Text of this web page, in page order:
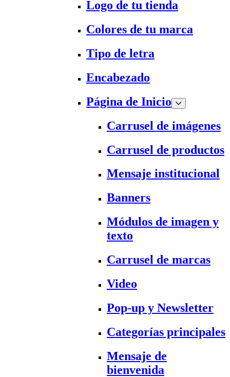
Logo de tu tienda
Colores de tu marca
Tipo de letra
Encabezado
Página de Inicio
Carrusel de imágenes
Carrusel de productos
Mensaje institucional
Banners
Módulos de imagen y
texto
Carrusel de marcas
Video
Pop-up y Newsletter
Categorías principales
Mensaje de
bienvenida